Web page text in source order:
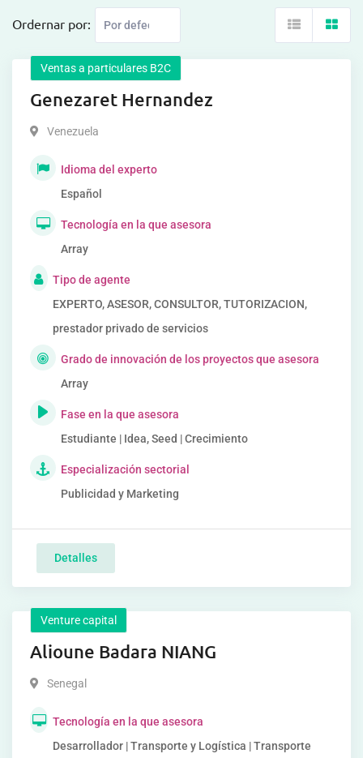
Ordernar por:
Ventas a particulares B2C
Genezaret Hernandez
Venezuela
Idioma del experto
Español
Tecnología en la que asesora
Array
Tipo de agente
EXPERTO, ASESOR, CONSULTOR, TUTORIZACION,
prestador privado de servicios
Grado de innovación de los proyectos que asesora
Array
Fase en la que asesora
Estudiante | Idea, Seed | Crecimiento
Especialización sectorial
Publicidad y Marketing
Detalles
Venture capital
Alioune Badara NIANG
Senegal
Tecnología en la que asesora
Desarrollador | Transporte y Logística | Transporte